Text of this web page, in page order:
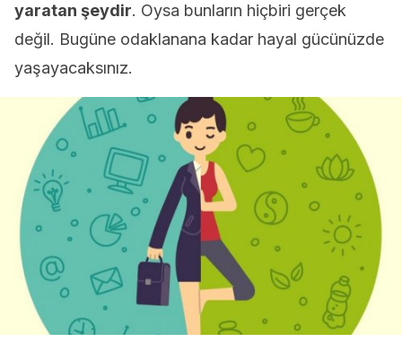
yaratan şeydir. Oysa bunların hiçbiri gerçek
değil. Bugüne odaklanana kadar hayal gücünüzde
yaşayacaksınız.